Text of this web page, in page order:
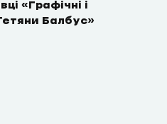
«Графічні і
Балбус»